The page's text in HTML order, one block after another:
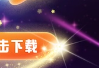
免费跨墙软件
风加速度器